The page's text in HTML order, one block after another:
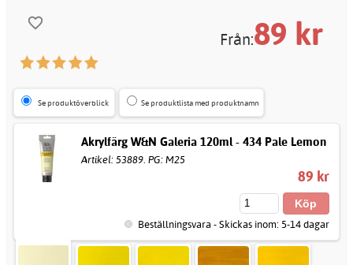
Från:89 kr
Se produktöverblick Se produktlista med produktnamn
Akrylfärg W&N Galeria 120ml - 434 Pale Lemon
Artikel: 53889. PG: M25
89 kr
Beställningsvara - Skickas inom: 5-14 dagar